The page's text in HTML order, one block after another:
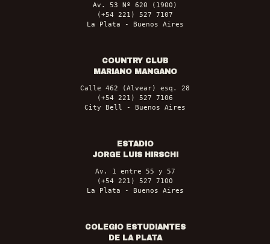
Av. 53 Nº 620 (1900)
(+54 221) 527 7107
La Plata - Buenos Aires
COUNTRY CLUB
MARIANO MANGANO
Calle 462 (Alvear) esq. 28
(+54 221) 527 7106
City Bell - Buenos Aires
ESTADIO
JORGE LUIS HIRSCHI
Av. 1 entre 55 y 57
(+54 221) 527 7100
La Plata - Buenos Aires
COLEGIO ESTUDIANTES
DE LA PLATA